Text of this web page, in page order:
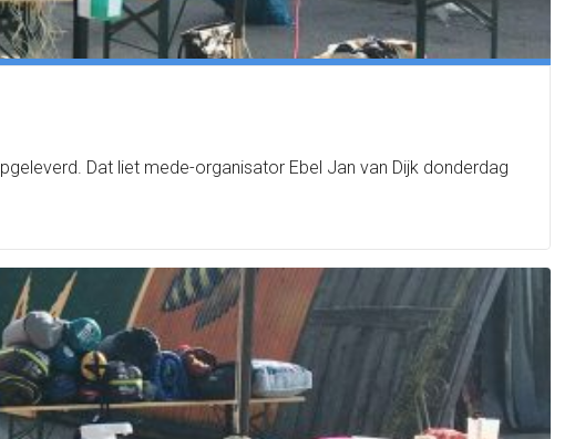
Dat liet mede-organisator Ebel Jan van Dijk donderdag